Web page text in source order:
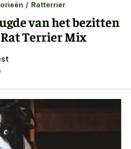
/ Ratterrier
van het bezitten
Terrier Mix